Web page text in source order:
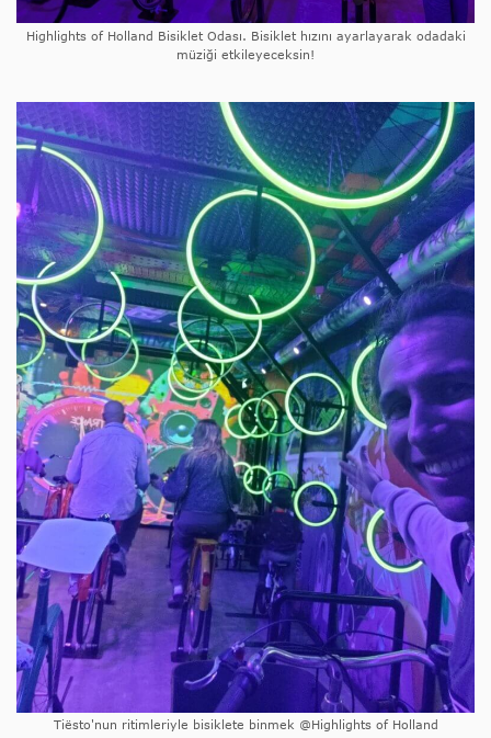
Highlights of Holland Bisiklet Odası. Bisiklet hızını ayarlayarak odadaki
müziği etkileyeceksin!
Tiësto'nun ritimleriyle bisiklete binmek @Highlights of Holland